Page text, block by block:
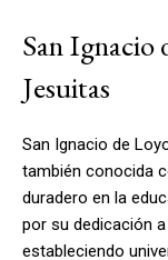
San Ignacio
Jesuitas
San Ignacio de
también conocida
duradero en la
por su dedicación
estableciendo